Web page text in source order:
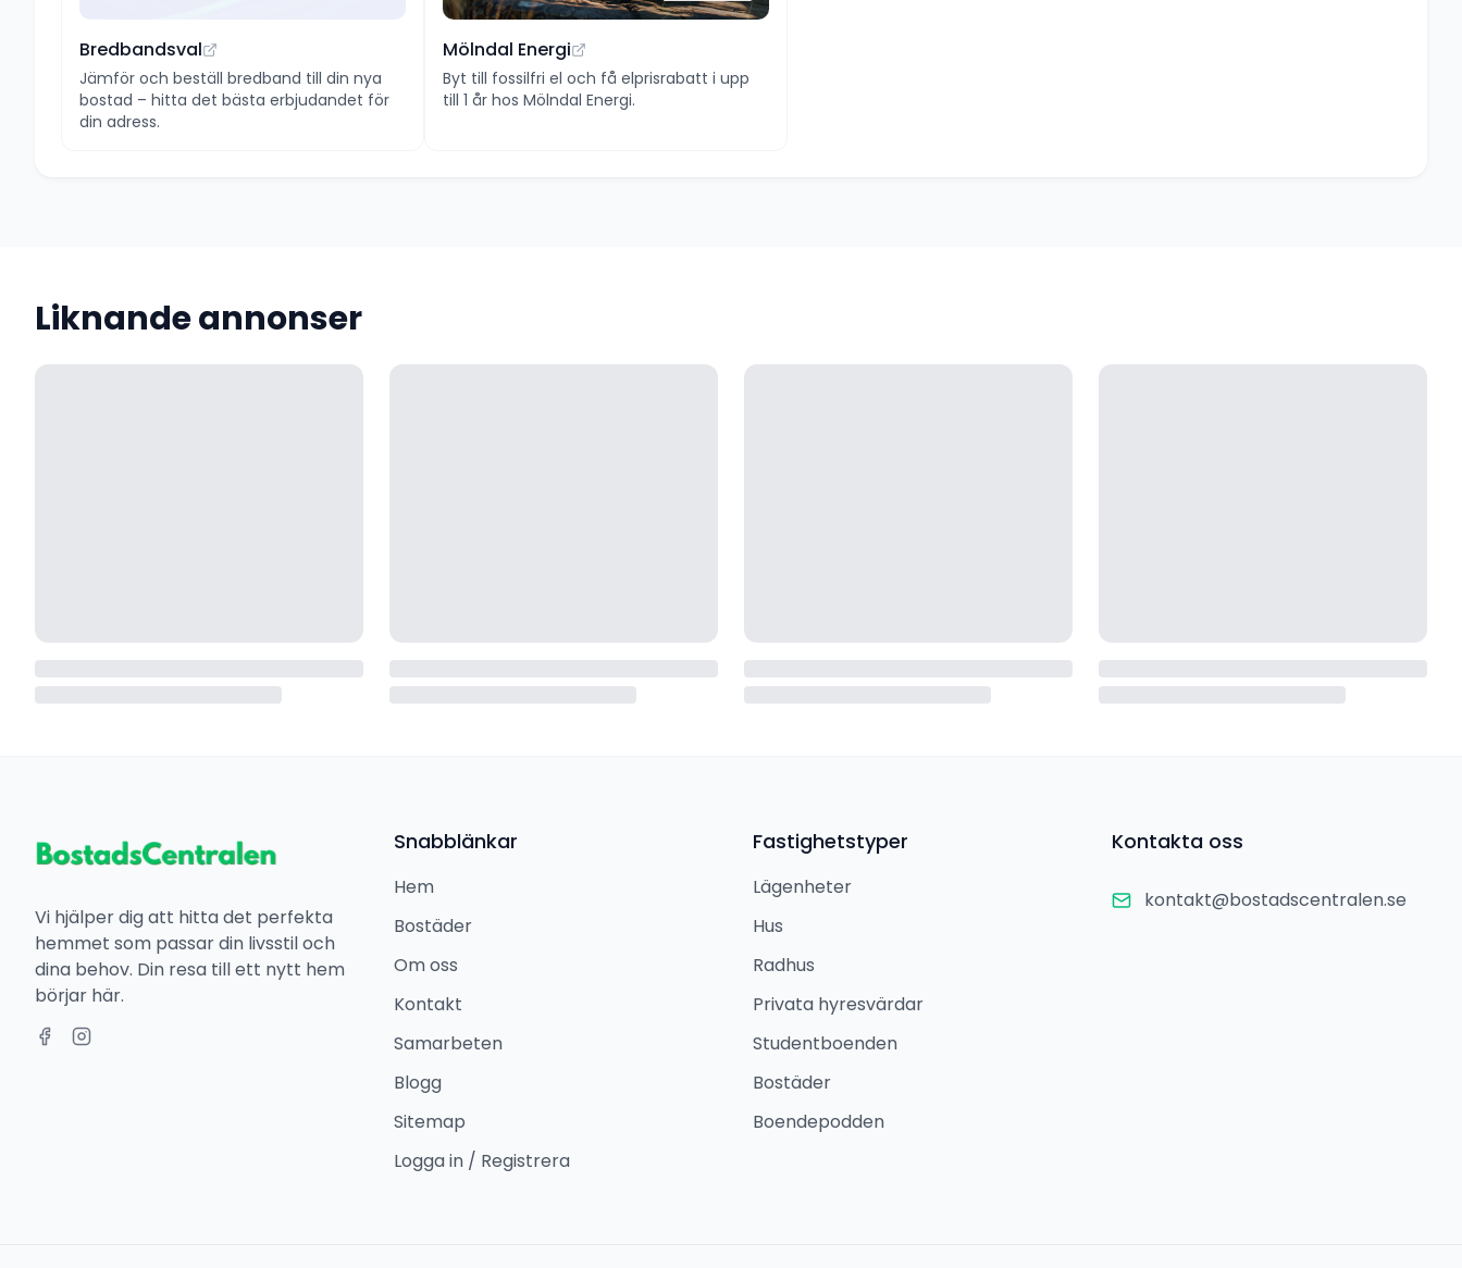
Bredbandsval
Jämför och beställ bredband till din nya
bostad – hitta det bästa erbjudandet för
din adress.
Mölndal Energi
Byt till fossilfri el och få elprisrabatt i upp
till 1 år hos Mölndal Energi.
Liknande annonser
Vi hjälper dig att hitta det perfekta
hemmet som passar din livsstil och
dina behov. Din resa till ett nytt hem
börjar här.
Snabblänkar
Hem
Bostäder
Om oss
Kontakt
Samarbeten
Blogg
Sitemap
Logga in / Registrera
Fastighetstyper
Lägenheter
Hus
Radhus
Privata hyresvärdar
Studentboenden
Bostäder
Boendepodden
Kontakta oss
kontakt@bostadscentralen.se